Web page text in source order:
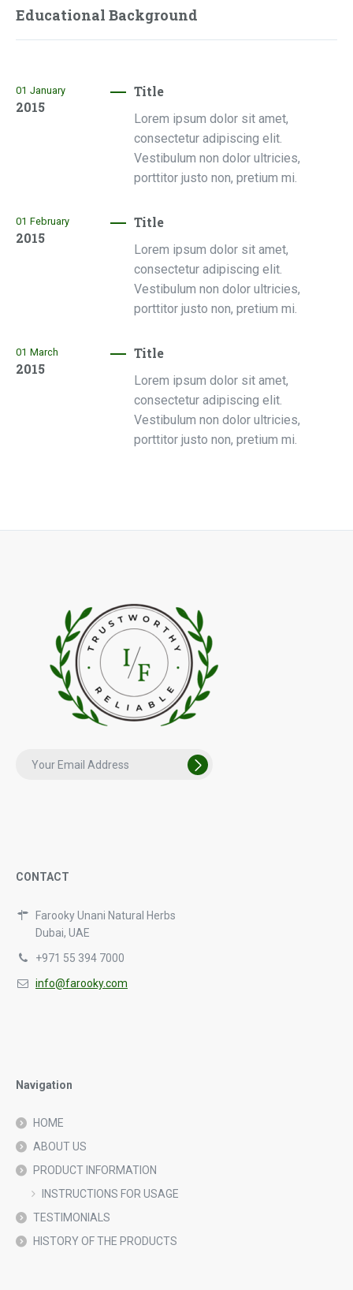
Educational Background
01 January
2015
Title
Lorem ipsum dolor sit amet,
consectetur adipiscing elit.
Vestibulum non dolor ultricies,
porttitor justo non, pretium mi.
01 February
2015
Title
Lorem ipsum dolor sit amet,
consectetur adipiscing elit.
Vestibulum non dolor ultricies,
porttitor justo non, pretium mi.
01 March
2015
Title
Lorem ipsum dolor sit amet,
consectetur adipiscing elit.
Vestibulum non dolor ultricies,
porttitor justo non, pretium mi.
CONTACT
Farooky Unani Natural Herbs
Dubai, UAE
+971 55 394 7000
info@farooky.com
Navigation
HOME
ABOUT US
PRODUCT INFORMATION
INSTRUCTIONS FOR USAGE
TESTIMONIALS
HISTORY OF THE PRODUCTS